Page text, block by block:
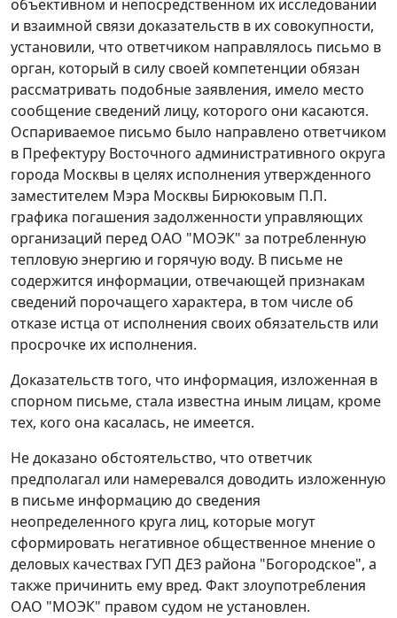
объективном и непосредственном их исследовании
и взаимной связи доказательств в их совокупности,
установили, что ответчиком направлялось письмо в
орган, который в силу своей компетенции обязан
рассматривать подобные заявления, имело место
сообщение сведений лицу, которого они касаются.
Оспариваемое письмо было направлено ответчиком
в Префектуру Восточного административного округа
города Москвы в целях исполнения утвержденного
заместителем Мэра Москвы Бирюковым П.П.
графика погашения задолженности управляющих
организаций перед ОАО "МОЭК" за потребленную
тепловую энергию и горячую воду. В письме не
содержится информации, отвечающей признакам
сведений порочащего характера, в том числе об
отказе истца от исполнения своих обязательств или
просрочке их исполнения.
Доказательств того, что информация, изложенная в
спорном письме, стала известна иным лицам, кроме
тех, кого она касалась, не имеется.
Не доказано обстоятельство, что ответчик
предполагал или намеревался доводить изложенную
в письме информацию до сведения
неопределенного круга лиц, которые могут
сформировать негативное общественное мнение о
деловых качествах ГУП ДЕЗ района "Богородское", а
также причинить ему вред. Факт злоупотребления
ОАО "МОЭК" правом судом не установлен.